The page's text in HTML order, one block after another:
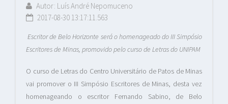
Autor: Luís André Nepomuceno
2017-08-30 13:17:11.563
Escritor de Belo Horizonte será o homenageado do III Simpósio
Escritores de Minas, promovido pelo curso de Letras do UNIPAM
O curso de Letras do Centro Universitário de Patos de Minas
vai promover o III Simpósio Escritores de Minas, desta vez
homenageando o escritor Fernando Sabino, de Belo